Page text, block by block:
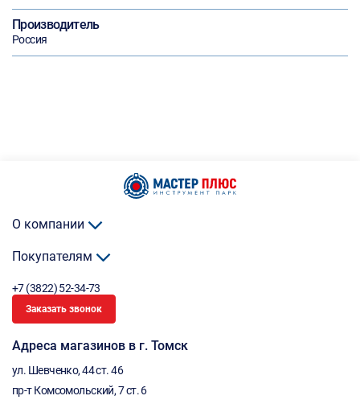
Производитель
Россия
О компании
Покупателям
+7 (3822) 52-34-73
Заказать звонок
Адреса магазинов в г. Томск
ул. Шевченко, 44 ст. 46
пр-т Комсомольский, 7 ст. 6